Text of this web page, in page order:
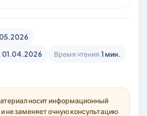
01.04.2026 Время чтения:1 мин.
носит информационный
не заменяет очную консультацию